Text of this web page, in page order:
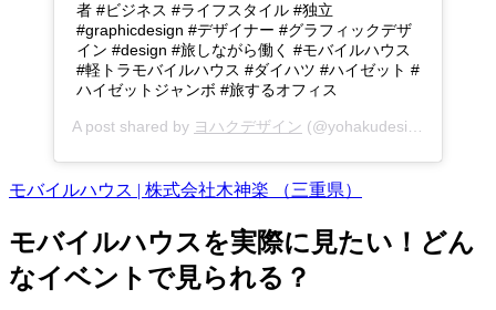
者 #ビジネス #ライフスタイル #独立
#graphicdesign #デザイナー #グラフィックデザ
イン #design #旅しながら働く #モバイルハウス
#軽トラモバイルハウス #ダイハツ #ハイゼット #
ハイゼットジャンボ #旅するオフィス
A post shared by ヨハクデザイン (@yohakudesign) on
モバイルハウス | 株式会社木神楽 （三重県）
モバイルハウスを実際に見たい！どん
なイベントで見られる？